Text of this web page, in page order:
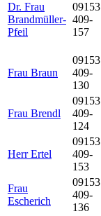
Dr. Frau
Brandmüller-
Pfeil
09153
409-
157
Frau Braun
09153
409-
130
Frau Brendl
09153
409-
124
Herr Ertel
09153
409-
153
Frau
Escherich
09153
409-
136